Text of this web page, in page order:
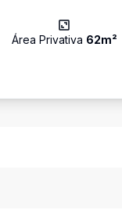
Área Privativa 62m²